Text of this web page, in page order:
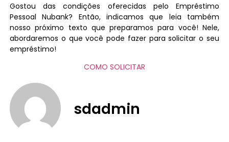
Gostou das condições oferecidas pelo Empréstimo
Pessoal Nubank? Então, indicamos que leia também
nosso próximo texto que preparamos para você! Nele,
abordaremos o que você pode fazer para solicitar o seu
empréstimo!
COMO SOLICITAR
sdadmin